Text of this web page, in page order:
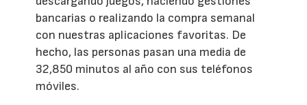
bancarias o realizando la compra semanal
con nuestras aplicaciones favoritas. De
hecho, las personas pasan una media de
32,850 minutos al año con sus teléfonos
móviles.